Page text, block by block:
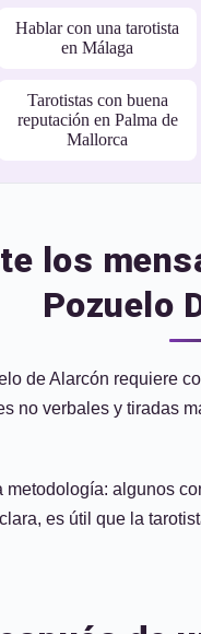
Hablar con una tarotista
en Málaga
Tarotistas con buena
reputación en Palma de
Mallorca
los
Pozuelo
de Alarcón requiere
no verbales y tiradas
algunos
clara, es útil que la